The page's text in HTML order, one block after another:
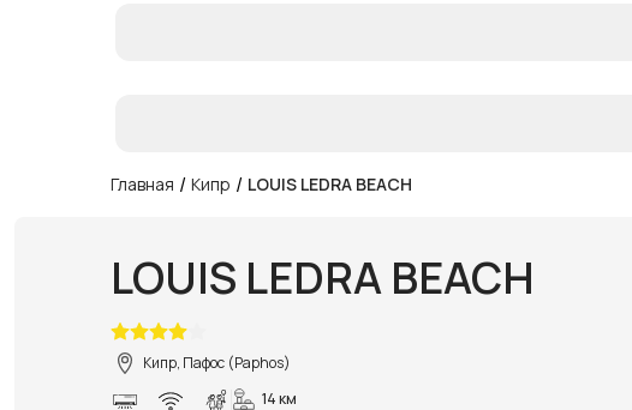
Главная / Кипр / LOUIS LEDRA BEACH
LOUIS LEDRA BEACH
Кипр, Пафос (Paphos)
14 км